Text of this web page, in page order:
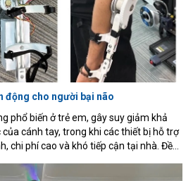
động cho người bại não
phổ biến ở trẻ em, gây suy giảm khả
cánh tay, trong khi các thiết bị hỗ trợ
chi phí cao và khó tiếp cận tại nhà. Đề
cho bệnh nhân bại não, sử dụng cảm